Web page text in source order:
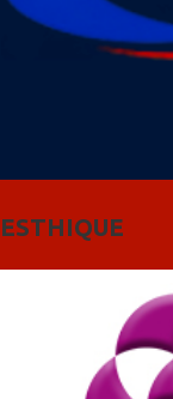
ESTHIQUE